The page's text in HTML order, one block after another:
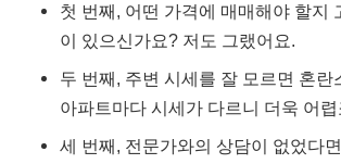
첫 번째, 어떤 가격에 매매해야 할지
이 있으신가요? 저도 그랬어요.
두 번째, 주변 시세를 잘 모르면 혼란
아파트마다 시세가 다르니 더욱 어렵
세 번째, 전문가와의 상담이 없었다